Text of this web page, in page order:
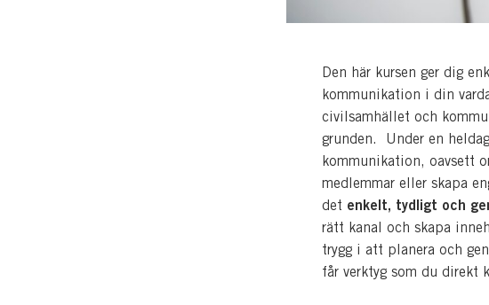
Den här kursen ger dig
kommunikation i din
civilsamhället och
grunden. Under en
kommunikation, oavsett
medlemmar eller skapa
det enkelt, tydligt och
rätt kanal och skapa
trygg i att planera och
får verktyg som du direkt